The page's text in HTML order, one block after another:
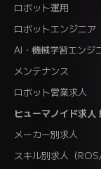
ロボット運用
ロボットエンジニア
AI・機械学習エンジ
メンテナンス
ロボット営業求人
ヒューマノイド求人
メーカー別求人
スキル別求人（